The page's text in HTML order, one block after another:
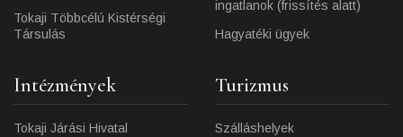
Tokaji Többcélú Kistérségi
Társulás
ingatlanok (frissítés alatt)
Hagyatéki ügyek
Intézmények
Tokaji Járási Hivatal
Turizmus
Szálláshelyek